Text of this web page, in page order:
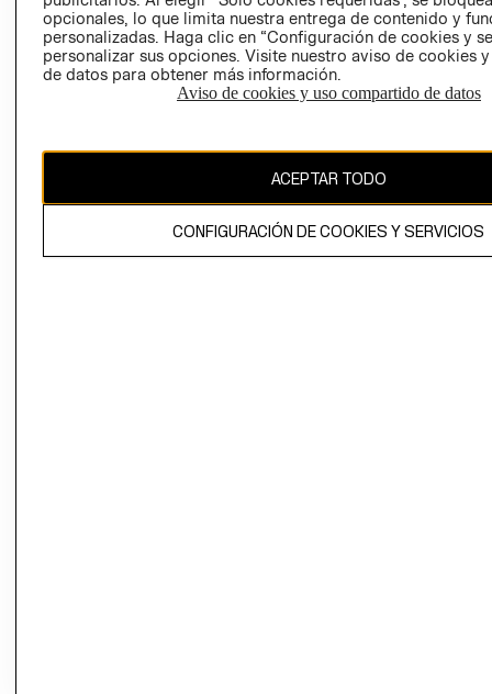
Uruguay ($U)
El contenido de esta página web está protegido por copyright y es
propiedad de H&M Hennes & Mauritz AB.
opcionales, lo que limita nuestra entrega de contenido y
personalizadas. Haga clic en “Configuración de cookies y
personalizar sus opciones. Visite nuestro aviso de cookies
de datos para obtener más información.
Aviso de cookies y uso compartido de datos
ACEPTAR TODO
CONFIGURACIÓN DE COOKIES Y SERVICIOS